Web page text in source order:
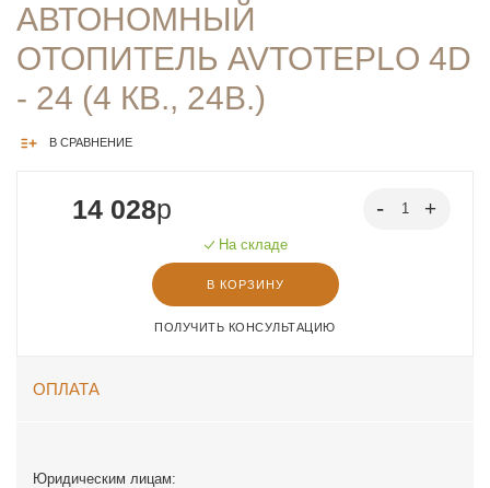
АВТОНОМНЫЙ
ОТОПИТЕЛЬ AVTOTEPLO 4D
- 24 (4 КВ., 24В.)
В СРАВНЕНИЕ
14 028p
На складе
В КОРЗИНУ
ПОЛУЧИТЬ КОНСУЛЬТАЦИЮ
ОПЛАТА
Юридическим лицам: